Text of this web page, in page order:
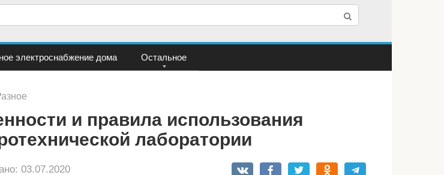
электроснабжение дома Остальное
и правила использования
лаборатории
03.07.2020